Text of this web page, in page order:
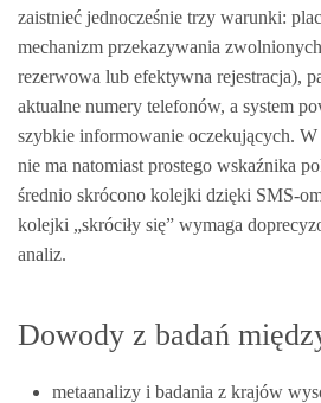
zaistnieć jednocześnie trzy warunki:
mechanizm przekazywania
rezerwowa lub efektywna rejestracja),
aktualne numery telefonów, a system
szybkie informowanie oczekujących.
nie ma natomiast prostego wskaźnika
średnio skrócono kolejki dzięki SMS-
kolejki „skróciły się” wymaga
analiz.
Dowody z badań
metaanalizy i badania z krajów